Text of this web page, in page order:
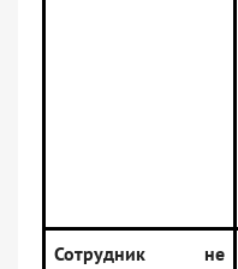
Сотрудник не